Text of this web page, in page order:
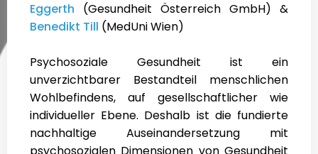
Eggerth (Gesundheit Österreich GmbH) &
Benedikt Till (MedUni Wien)
Psychosoziale Gesundheit ist ein
unverzichtbarer Bestandteil menschlichen
Wohlbefindens, auf gesellschaftlicher wie
individueller Ebene. Deshalb ist die fundierte
nachhaltige Auseinandersetzung mit